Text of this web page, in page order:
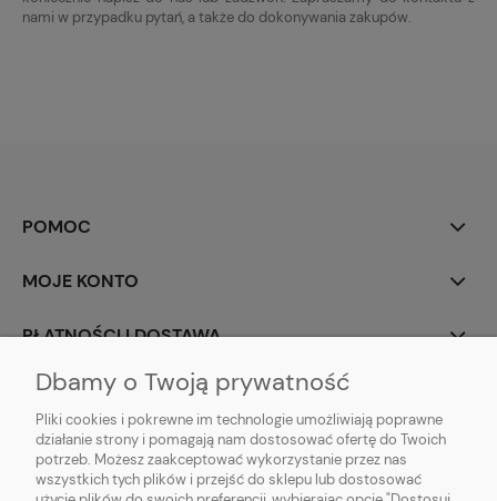
nami w przypadku pytań, a także do dokonywania zakupów.
POMOC
MOJE KONTO
PŁATNOŚCI I DOSTAWA
INFORMACJE
O NAS
Dbamy o Twoją prywatność
Pliki cookies i pokrewne im technologie umożliwiają poprawne
działanie strony i pomagają nam dostosować ofertę do Twoich
potrzeb. Możesz zaakceptować wykorzystanie przez nas
wszystkich tych plików i przejść do sklepu lub dostosować